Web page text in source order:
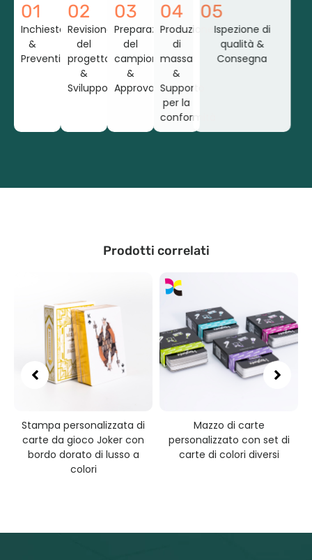
01
Inchiesta
&
Preventivo
02
Revisione
del
progetto
&
Sviluppo
03
Preparazione
del
campione
&
Approvazione
04
Produzione
di
massa
&
Supporto
per la
conformità
05
Ispezione di
qualità &
Consegna
Prodotti correlati
Stampa personalizzata di
carte da gioco Joker con
bordo dorato di lusso a
colori
Mazzo di carte
personalizzato con set di
carte di colori diversi